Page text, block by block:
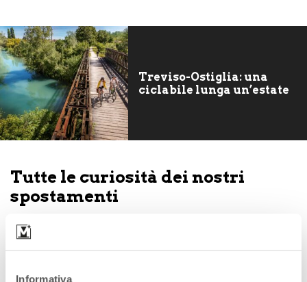
Informativa
Treviso-Ostiglia: una
ciclabile lunga un’estate
Tutte le curiosità dei nostri
spostamenti
Le differenze percentuali sono minime, ma
volta, in Veneto, ilprimo motivo di spostamento è legato